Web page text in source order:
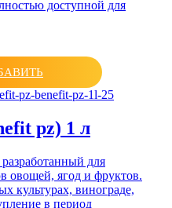
доступной для
pz) 1 л
для
овощей, ягод и фруктов.
культурах, винограде,
в период